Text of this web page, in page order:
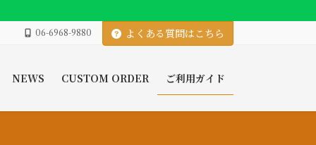
06-6968-9880 よくある質問はこちら
NEWS CUSTOM ORDER ご利用ガイド